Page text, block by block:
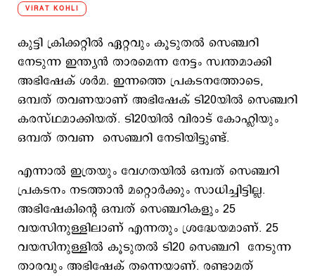
VIRAT KOHLI
കുട്ടി ക്രിക്കറ്റില്‍ ഏറ്റവും കൂടുതല്‍ സെഞ്ചറി
നേടുന്ന ഇന്ത്യന്‍ താരമെന്ന നേട്ടം സ്വന്തമാക്കി
അഭിഷേക് ശർമ. ഇന്നത്തെ പ്രകടനത്തോടെ,
ഒമ്പത് തവണയാണ് അഭിഷേക് ടി20യില്‍ സെഞ്ചറി
കരസ്ഥമാക്കിയത്. ടി20യിൽ വിരാട് കോഹ്ലിയും
ഒമ്പത് തവണ സെഞ്ചറി നേടിയിട്ടുണ്ട്.
എന്നാൽ ഇത്രയും വേഗതയില്‍ ഒമ്പത് സെഞ്ചറി
പ്രകടനം നടത്താൻ മറ്റൊര്‍ക്കും സാധിച്ചിട്ടില്ല.
അഭിഷേകിന്റെ ഒമ്പത് സെഞ്ചറികളും 25
വയസിനുള്ളിലാണ് എന്നതും ശ്രദ്ധേയമാണ്. 25
വയസിനുള്ളിൽ കൂടുതൽ ടി20 സെഞ്ചറി നേടുന്ന
താരവും അഭിഷേക് തന്നെയാണ്. രണ്ടാമത്